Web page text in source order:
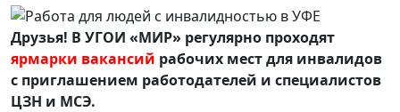
Друзья! В УГОИ «МИР» регулярно проходят
ярмарки вакансий рабочих мест для инвалидов
с приглашением работодателей и специалистов
ЦЗН и МСЭ.